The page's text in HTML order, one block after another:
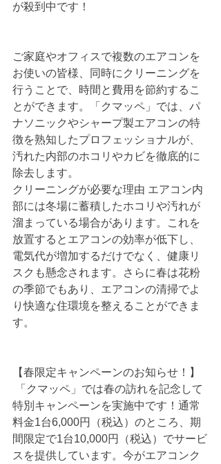
が殺到中です！
ご家庭やオフィスで複数のエアコンを
お使いの皆様、同時にクリーニングを
行うことで、時間と費用を節約するこ
とができます。「クマッペ」では、パ
ナソニックやシャープ製エアコンの特
徴を熟知したプロフェッショナルが、
汚れた内部のホコリやカビを徹底的に
除去します。
クリーニングが必要な理由 エアコン内
部には冬場に蓄積したホコリや汚れが
溜まっている場合があります。これを
放置するとエアコンの効率が低下し、
電気代が増加するだけでなく、健康リ
スクも懸念されます。さらに春は花粉
の季節でもあり、エアコンの清掃でよ
り快適な住環境を整えることができま
す。
【春限定キャンペーンのお知らせ！】
「クマッペ」では春の訪れを記念して
特別キャンペーンを実施中です！通常
料金1台6,000円（税込）のところ、期
間限定で1台10,000円（税込）でサービ
スを提供しています。今がエアコンク